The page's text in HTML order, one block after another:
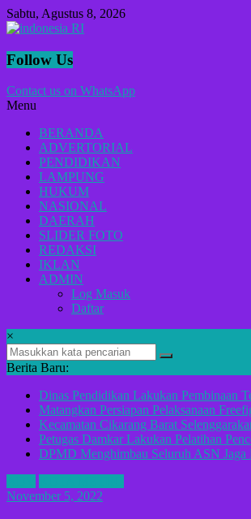
Lompat
ke
Sabtu, Agustus 8, 2026
indonesia
Lugas
Menyikap
Berita,Terpercaya
Dan
Tegas
Follow Us
Contact us on WhatsApp
Menu
BERANDA
ADVERTORIAL
PENDIDIKAN
LAMPUNG
HUKUM
NASIONAL
DAERAH
SLIDER FOTO
REDAKSI
IKLAN
ADMIN
Log Masuk
Daftar
×
Berita Baru:
Dinas Pendidikan Lakukan Pembinaan
Matangkan Persiapan Pelaksanaan
Kecamatan Cikarang Barat
Petugas Damkar Lakukan Pelatihan
DPMD Menghimbau Seluruh ASN Jaga
November 5, 2022